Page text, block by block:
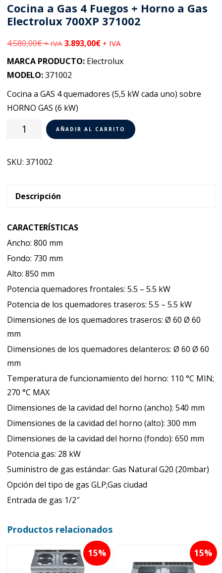
Cocina a Gas 4 Fuegos + Horno a Gas
Electrolux 700XP 371002
4.580,00€ + IVA 3.893,00€ + IVA
MARCA PRODUCTO: Electrolux
MODELO:371002
Cocina a GAS 4 quemadores (5,5 kW cada uno) sobre
HORNO GAS (6 kW)
Cocina
4
a
Gas
371002
cantidad
AÑADIR AL CARRITO
SKU:371002
Descripción
CARACTERÍSTICAS
Ancho: 800 mm
Fondo: 730 mm
Alto: 850 mm
Potencia quemadores frontales: 5.5 – 5.5 kW
Potencia de los quemadores traseros: 5.5 – 5.5 kW
Dimensiones de los quemadores traseros: Ø 60 Ø 60
mm
Dimensiones de los quemadores delanteros: Ø 60 Ø 60
mm
Temperatura de funcionamiento del horno: 110 °C MIN;
270 °C MAX
Dimensiones de la cavidad del horno (ancho): 540 mm
Dimensiones de la cavidad del horno (alto): 300 mm
Dimensiones de la cavidad del horno (fondo): 650 mm
Potencia gas: 28 kW
Suministro de gas estándar: Gas Natural G20 (20mbar)
Opción del tipo de gas GLP;Gas ciudad
Entrada de gas 1/2″
Productos relacionados
15 15